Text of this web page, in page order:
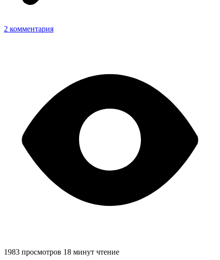
2 комментария
1983 просмотров 18 минут чтение